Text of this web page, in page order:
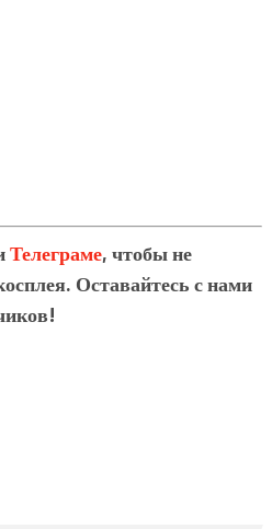
Телеграме, чтобы не
Оставайтесь с нами